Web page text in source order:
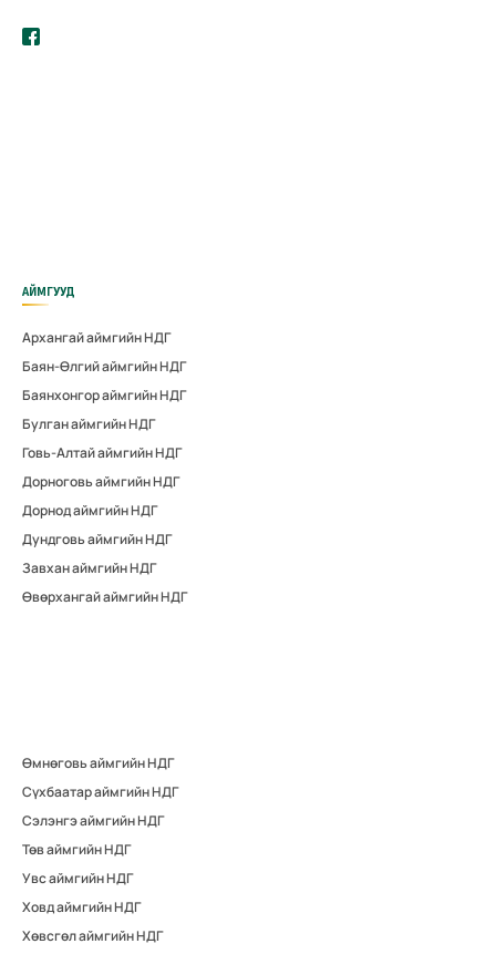
АЙМГУУД
Архангай аймгийн НДГ
Баян-Өлгий аймгийн НДГ
Баянхонгор аймгийн НДГ
Булган аймгийн НДГ
Говь-Алтай аймгийн НДГ
Дорноговь аймгийн НДГ
Дорнод аймгийн НДГ
Дундговь аймгийн НДГ
Завхан аймгийн НДГ
Өвөрхангай аймгийн НДГ
Өмнөговь аймгийн НДГ
Сүхбаатар аймгийн НДГ
Сэлэнгэ аймгийн НДГ
Төв аймгийн НДГ
Увс аймгийн НДГ
Ховд аймгийн НДГ
Хөвсгөл аймгийн НДГ